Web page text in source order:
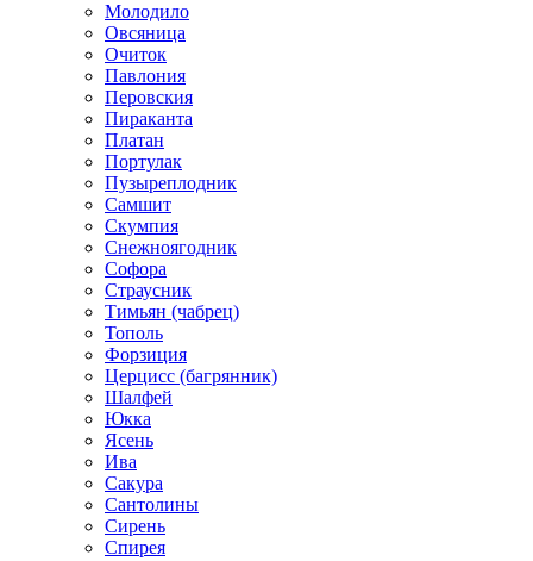
Молодило
Овсяница
Очиток
Павлония
Перовския
Пираканта
Платан
Портулак
Пузыреплодник
Самшит
Скумпия
Снежноягодник
Софора
Страусник
Тимьян (чабрец)
Тополь
Форзиция
Церцисс (багрянник)
Шалфей
Юкка
Ясень
Ива
Сакура
Сантолины
Сирень
Спирея